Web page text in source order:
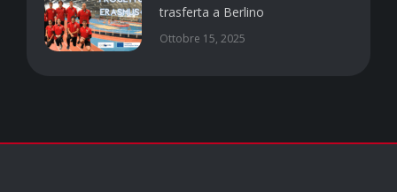
trasferta a Berlino
Ottobre 15, 2025